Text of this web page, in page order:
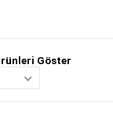
Göster